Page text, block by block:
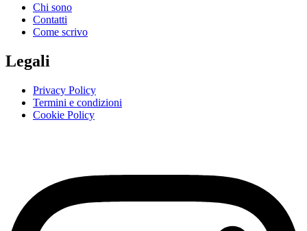
Chi sono
Contatti
Come scrivo
Legali
Privacy Policy
Termini e condizioni
Cookie Policy